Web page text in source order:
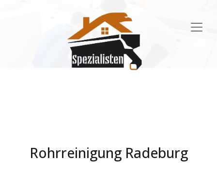
Rohrreinigung Radeburg